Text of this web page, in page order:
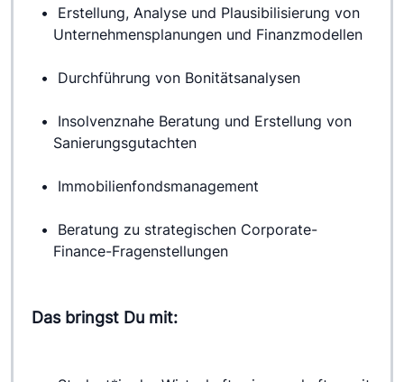
Erstellung, Analyse und Plausibilisierung von
Unternehmensplanungen und Finanzmodellen
Durchführung von Bonitätsanalysen
Insolvenznahe Beratung und Erstellung von
Sanierungsgutachten
Immobilienfondsmanagement
Beratung zu strategischen Corporate-
Finance-Fragenstellungen
Das bringst Du mit: